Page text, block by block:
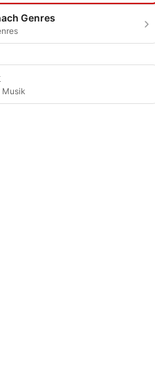
Genres
Musik